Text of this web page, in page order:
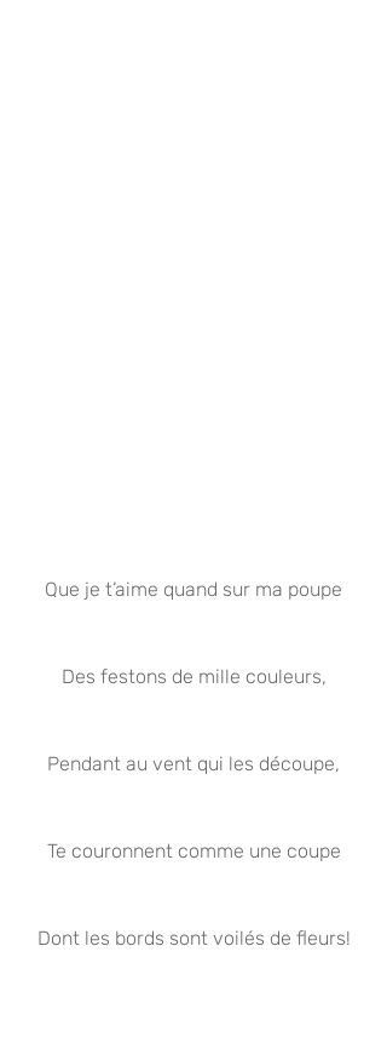
Que je t’aime quand sur ma poupe
Des festons de mille couleurs,
Pendant au vent qui les découpe,
Te couronnent comme une coupe
Dont les bords sont voilés de fleurs!